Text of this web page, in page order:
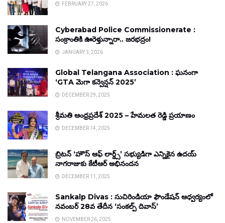
FEBRUARY 27, 2026
Cyberabad Police Commissionerate :
సంక్రాంతికి ఊరెళ్తున్నారా.. జరభద్రం!
JANUARY 3, 2026
Global Telangana Association : ఘనంగా
‘GTA మెగా కన్వెన్షన్ 2025’
DECEMBER 29, 2025
శ్రీమతి ఆంధ్రప్రదేశ్ 2025 – హేమలత రెడ్డి ప్రయాణం
DECEMBER 14, 2025
బ్రిటన్ ‘హౌస్ ఆఫ్ లార్డ్స్’ సభ్యుడిగా ఎన్నికైన ఉదయ్
నాగరాజుకు కేటీఆర్ అభినందన
DECEMBER 11, 2025
Sankalp Divas : సుచిరిండియా ఫౌండేషన్ ఆధ్వర్యంలో
నవంబర్ 28వ తేదీన ‘సంకల్ప్ దివాస్’
NOVEMBER 26, 2025